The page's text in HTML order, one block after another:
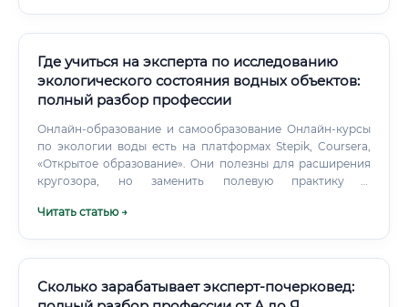
юридического вывода.
Где учиться на эксперта по исследованию
экологического состояния водных объектов:
полный разбор профессии
Онлайн-образование и самообразование Онлайн-курсы
по экологии воды есть на платформах Stepik, Coursera,
«Открытое образование». Они полезны для расширения
кругозора, но заменить полевую практику и
Читать статью →
Сколько зарабатывает эксперт-почерковед: